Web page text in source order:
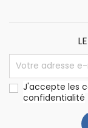
J'accepte les
confidentialité